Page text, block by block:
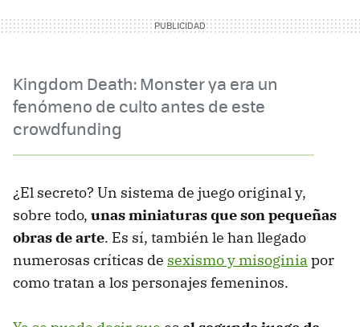
Kingdom Death: Monster ya era un
fenómeno de culto antes de este
crowdfunding
¿El secreto? Un sistema de juego original y,
sobre todo, unas miniaturas que son pequeñas
obras de arte. Es sí, también le han llegado
numerosas críticas de sexismo y misoginia por
como tratan a los personajes femeninos.